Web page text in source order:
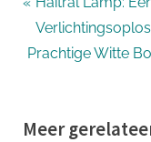
Bericht
navigatie
r
e
o
N
t
Prachtige Witte
Meer